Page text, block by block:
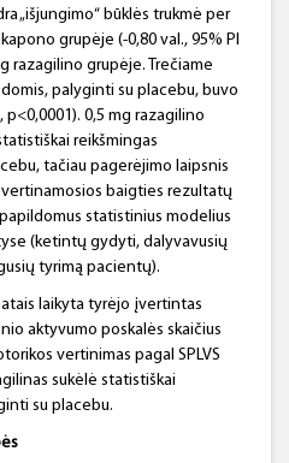
„išjungimo“ būklės trukmė per
grupėje (-0,80 val., 95% PI
razagilino grupėje. Trečiame
palyginti su placebu, buvo
p<0,0001). 0,5 mg razagilino
reikšmingas
tačiau pagerėjimo laipsnis
baigties rezultatų
statistinius modelius
(ketintų gydyti, dalyvavusių
tyrimą pacientų).
laikyta tyrėjo įvertintas
aktyvumo poskalės skaičius
vertinimas pagal SPLVS
sukėlė statistiškai
su placebu.